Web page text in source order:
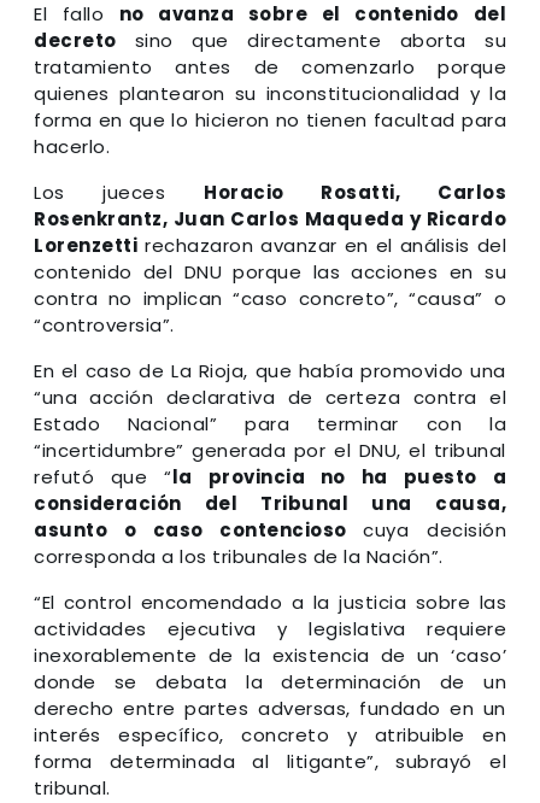
El fallo no avanza sobre el contenido del
decreto sino que directamente aborta su
tratamiento antes de comenzarlo porque
quienes plantearon su inconstitucionalidad y la
forma en que lo hicieron no tienen facultad para
hacerlo.
Los jueces Horacio Rosatti, Carlos
Rosenkrantz, Juan Carlos Maqueda y Ricardo
Lorenzetti rechazaron avanzar en el análisis del
contenido del DNU porque las acciones en su
contra no implican “caso concreto”, “causa” o
“controversia”.
En el caso de La Rioja, que había promovido una
“una acción declarativa de certeza contra el
Estado Nacional” para terminar con la
“incertidumbre” generada por el DNU, el tribunal
refutó que “la provincia no ha puesto a
consideración del Tribunal una causa,
asunto o caso contenciosocuya decisión
corresponda a los tribunales de la Nación”.
“El control encomendado a la justicia sobre las
actividades ejecutiva y legislativa requiere
inexorablemente de la existencia de un ‘caso’
donde se debata la determinación de un
derecho entre partes adversas, fundado en un
interés específico, concreto y atribuible en
forma determinada al litigante”, subrayó el
tribunal.